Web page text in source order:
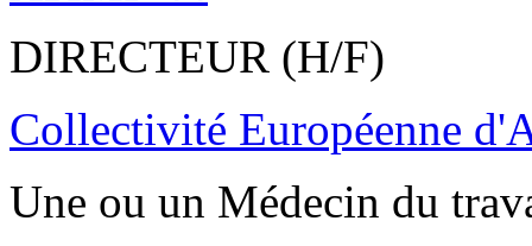
DIRECTEUR (H/F)
Collectivité Européenne
Une ou un Médecin du